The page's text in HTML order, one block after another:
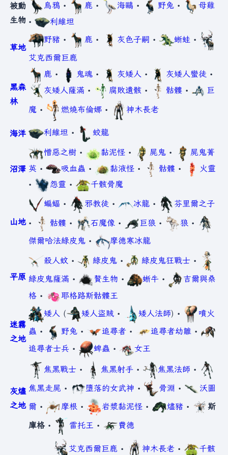
被動
生物
烏鴉 • 鹿 • 海鷗 • 野兔 •
母雞
•
利維坦
草地
野豬 • 鹿 • 灰色子嗣 • 蜥蛙 •
艾克西爾巨鹿
黑森
林
鹿 • 鬼魂 • 灰矮人 • 灰矮人蠻徒 •
灰矮人薩滿 • 腐敗遺骸 • 骷髏 • 巨
魔 • 燃燒布倫娜 • 神木長老
海洋 利維坦 • 蛟龍
沼澤
憎惡之樹 • 黏泥怪 • 屍鬼 •
屍鬼菁
英 • 吸血蟲 • 黏液怪 • 骷髏 •
火靈
•
怨靈 • 千骸骨魔
山地
蝙蝠 • 邪教徒 • 冰龍 • 芬里爾之子
• 骷髏 • 石魔像 • 巨狼 • 狼 •
傑爾哈法綠皮鬼 • 摩德寒冰龍
平原
殺人蚊 • 綠皮鬼 • 綠皮鬼狂戰士 •
綠皮鬼薩滿 • 贅生物 • 蜥牛 •
吉爾與桑
格 • 耶格路斯骷髏王
迷霧
之地
矮人 ( 矮人盜賊 • 矮人法師) •
噴火
蟲 • 野兔 • 追尋者 • 追尋者幼雛 •
追尋者士兵 • 蜱蟲 • 女王
灰燼
之地
焦黑戰士 • 焦黑射手 • 焦黑法師 •
焦黑走屍 • 墮落的女武神 • 骨淵 •
沃圖
爾 • 摩根 • 岩漿黏泥怪 • 燼豬 • 斯
庫格• 雷托王 • 費德
艾克西爾巨鹿 • 神木長老 • 千骸